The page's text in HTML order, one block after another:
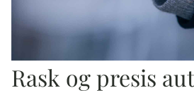
Rask og presis